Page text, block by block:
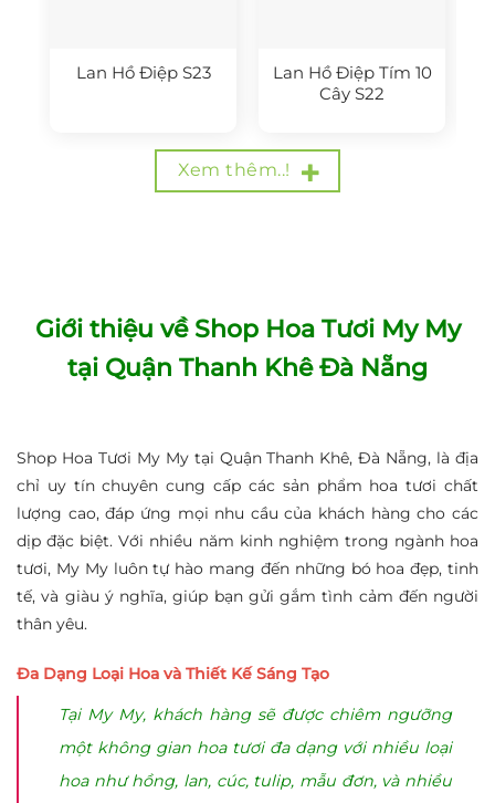
Lan Hồ Điệp S23
Lan Hồ Điệp Tím 10
Cây S22
Xem thêm..!
Giới thiệu về Shop Hoa Tươi My My
tại Quận Thanh Khê Đà Nẵng
Shop Hoa Tươi My My tại Quận Thanh Khê, Đà Nẵng, là địa
chỉ uy tín chuyên cung cấp các sản phẩm hoa tươi chất
lượng cao, đáp ứng mọi nhu cầu của khách hàng cho các
dịp đặc biệt. Với nhiều năm kinh nghiệm trong ngành hoa
tươi, My My luôn tự hào mang đến những bó hoa đẹp, tinh
tế, và giàu ý nghĩa, giúp bạn gửi gắm tình cảm đến người
thân yêu.
Đa Dạng Loại Hoa và Thiết Kế Sáng Tạo
Tại My My, khách hàng sẽ được chiêm ngưỡng
một không gian hoa tươi đa dạng với nhiều loại
hoa như hồng, lan, cúc, tulip, mẫu đơn, và nhiều